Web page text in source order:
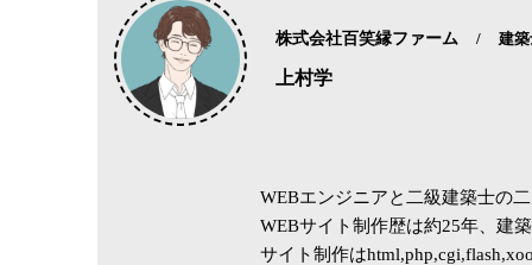
株式会社百笑縁ファーム 建
上村学
WEBエンジニアと二級建築士の
WEBサイト制作歴は約25年、建
サイト制作は